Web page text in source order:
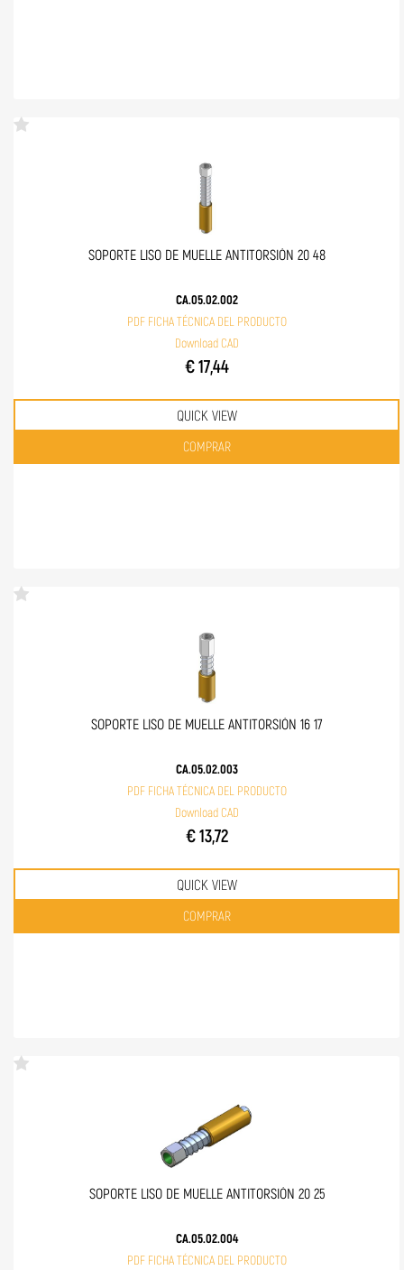
SOPORTE LISO DE MUELLE ANTITORSIÓN 20 48
CA.05.02.002
PDF FICHA TÉCNICA DEL PRODUCTO
Download CAD
€ 17,44
QUICK VIEW
Quantità
COMPRAR
SOPORTE LISO DE MUELLE ANTITORSIÓN 16 17
CA.05.02.003
PDF FICHA TÉCNICA DEL PRODUCTO
Download CAD
€ 13,72
QUICK VIEW
Quantità
COMPRAR
SOPORTE LISO DE MUELLE ANTITORSIÓN 20 25
CA.05.02.004
PDF FICHA TÉCNICA DEL PRODUCTO